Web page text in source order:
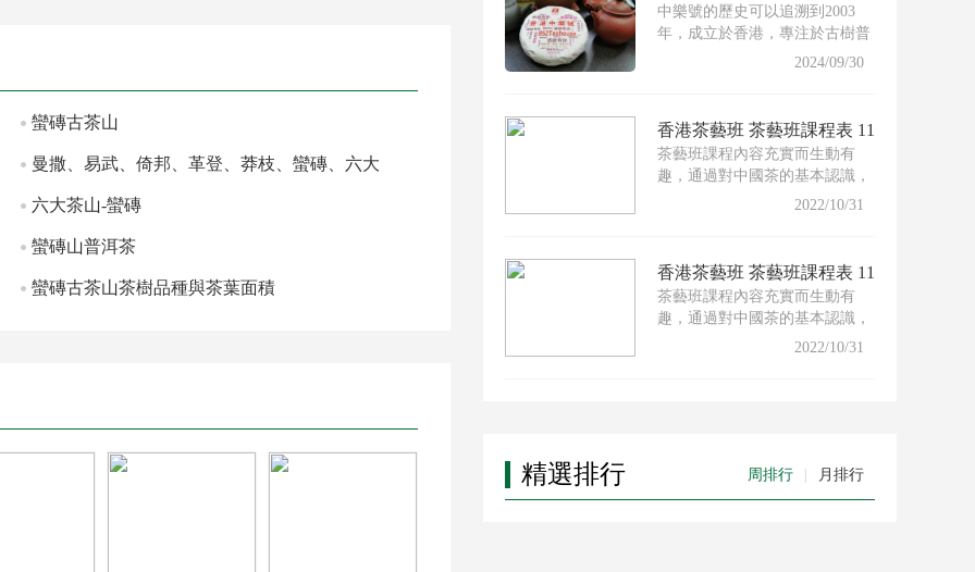
蠻磚古茶山
曼撒、易武、倚邦、革登、莽枝、蠻磚、六大
古茶山的品
六大茶山-蠻磚
蠻磚山普洱茶
蠻磚古茶山茶樹品種與茶葉面積
中樂號的歷史可以追溯到2003
年，成立於香港，專注於古樹普
洱茶的製作與推廣。創始人希
2024/09/30
香港茶藝班 茶藝班課程表 11
月份
茶藝班課程內容充實而生動有
趣，通過對中國茶的基本認識，
配以適合的茶具及沖泡技巧，
2022/10/31
香港茶藝班 茶藝班課程表 11
月份
茶藝班課程內容充實而生動有
趣，通過對中國茶的基本認識，
配以適合的茶具及沖泡技巧，
2022/10/31
精選排行 周排行 月排行